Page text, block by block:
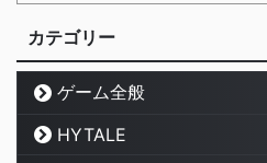
カテゴリー
ゲーム全般
HYTALE